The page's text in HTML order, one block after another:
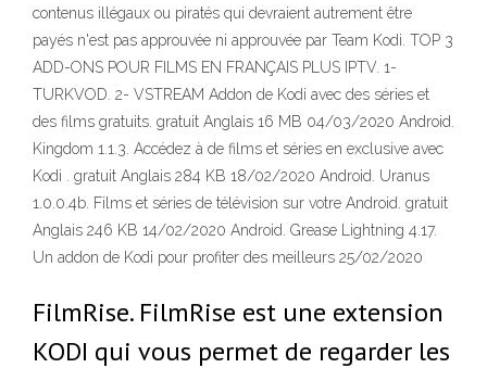
contenus illégaux ou piratés qui devraient autrement être
payés n'est pas approuvée ni approuvée par Team Kodi. TOP 3
ADD-ONS POUR FILMS EN FRANÇAIS PLUS IPTV. 1-
TURKVOD. 2- VSTREAM Addon de Kodi avec des séries et
des films gratuits. gratuit Anglais 16 MB 04/03/2020 Android.
Kingdom 1.1.3. Accédez à de films et séries en exclusive avec
Kodi . gratuit Anglais 284 KB 18/02/2020 Android. Uranus
1.0.0.4b. Films et séries de télévision sur votre Android. gratuit
Anglais 246 KB 14/02/2020 Android. Grease Lightning 4.17.
Un addon de Kodi pour profiter des meilleurs 25/02/2020
FilmRise. FilmRise est une extension
KODI qui vous permet de regarder les